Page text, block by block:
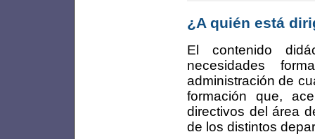
¿A quién está
El contenido
necesidades
administración de
formación que,
directivos del área
de los distintos